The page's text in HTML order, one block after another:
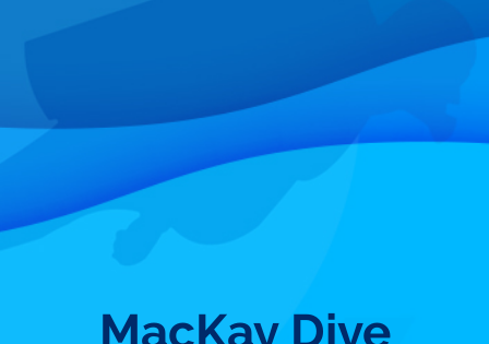
MacKay Dive